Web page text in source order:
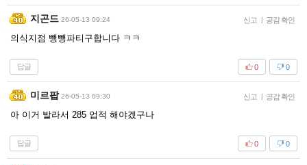
지곤드 26-05-13 09:24 신고 | 공감 확인
의식지점 뺑뺑파티구합니다 ㅋㅋ
답글 0
0
미르팝 26-05-13 09:30 신고 | 공감 확인
아 이거 발라서 285 업적 해야겠구나
답글 0
0